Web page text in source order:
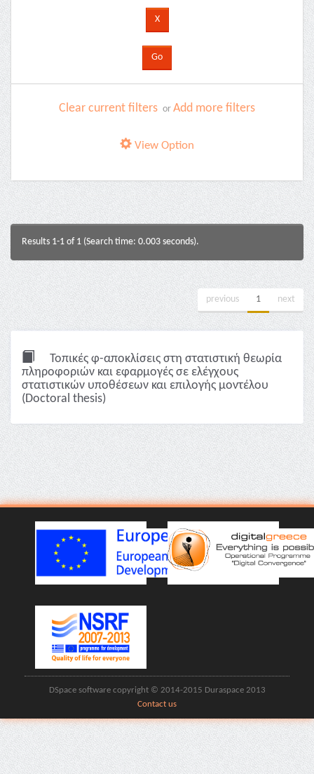
Clear current filters or Add more filters
View Option
Results 1-1 of 1 (Search time: 0.003 seconds).
previous 1 next
Τοπικές φ-αποκλίσεις στη στατιστική θεωρία
πληροφοριών και εφαρμογές σε ελέγχους
στατιστικών υποθέσεων και επιλογής μοντέλου
(Doctoral thesis)
DSpace software copyright © 2014-2015 Duraspace 2013
Contact us